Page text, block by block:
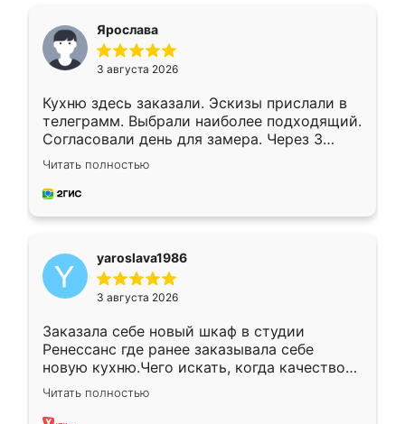
Ярослава
3 августа 2026
Кухню здесь заказали. Эскизы прислали в
телеграмм. Выбрали наиболее подходящий.
Согласовали день для замера. Через 3
недели кухня была уже готова. Остались
довольны работой. Спасибо Ренессанс
мебель за качественную работу!
Читать полностью
yaroslava1986
3 августа 2026
Заказала себе новый шкаф в студии
Ренессанс где ранее заказывала себе
новую кухню.Чего искать, когда качеством
вполне довольна. Служит кухня уже почти
два года, нареканий нет.
Читать полностью